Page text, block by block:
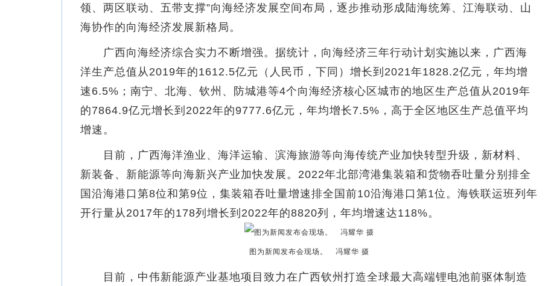
领、两区联动、五带支撑”向海经济发展空间布局，逐步推动形成陆海统筹、江海联动、山
海协作的向海经济发展新格局。
广西向海经济综合实力不断增强。据统计，向海经济三年行动计划实施以来，广西海
洋生产总值从2019年的1612.5亿元（人民币，下同）增长到2021年1828.2亿元，年均增
速6.5%；南宁、北海、钦州、防城港等4个向海经济核心区城市的地区生产总值从2019年
的7864.9亿元增长到2022年的9777.6亿元，年均增长7.5%，高于全区地区生产总值平均
增速。
目前，广西海洋渔业、海洋运输、滨海旅游等向海传统产业加快转型升级，新材料、
新装备、新能源等向海新兴产业加快发展。2022年北部湾港集装箱和货物吞吐量分别排全
国沿海港口第8位和第9位，集装箱吞吐量增速排全国前10沿海港口第1位。海铁联运班列年
开行量从2017年的178列增长到2022年的8820列，年均增速达118%。
图为新闻发布会现场。 冯耀华 摄
目前，中伟新能源产业基地项目致力在广西钦州打造全球最大高端锂电池前驱体制造